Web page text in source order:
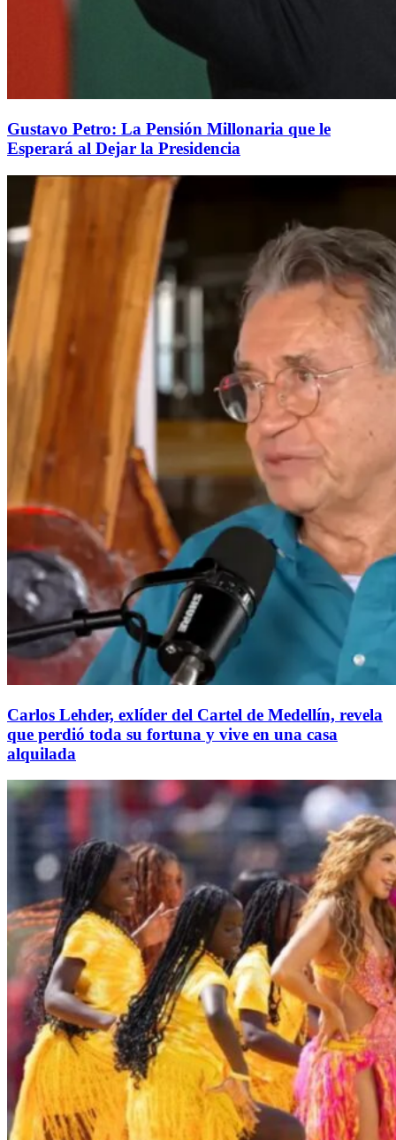
Gustavo Petro: La Pensión Millonaria que le
Esperará al Dejar la Presidencia
Carlos Lehder, exlíder del Cartel de Medellín, revela
que perdió toda su fortuna y vive en una casa
alquilada